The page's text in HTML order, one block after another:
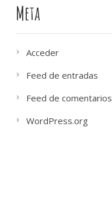
Meta
Acceder
Feed de entradas
Feed de comentarios
WordPress.org